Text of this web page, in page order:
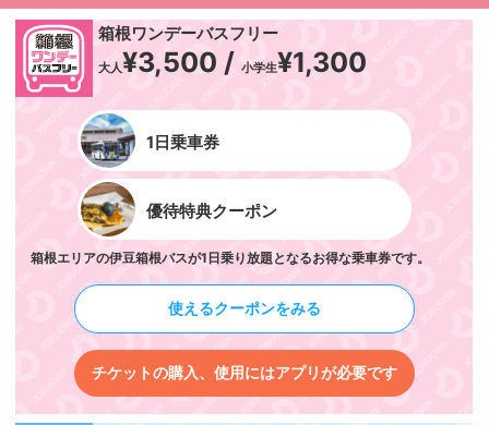
箱根ワンデーバスフリー
大人¥3,500 /小学生¥1,300
1日乗車券
優待特典クーポン
箱根エリアの伊豆箱根バスが1日乗り放題となるお得な乗車券です。
使えるクーポンをみる
チケットの購入、使用にはアプリが必要です